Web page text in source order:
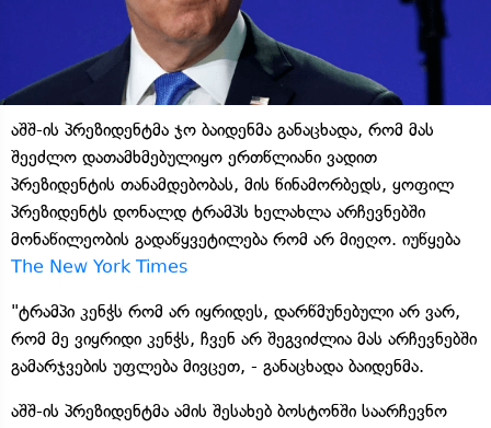
აშშ-ის პრეზიდენტმა ჯო ბაიდენმა განაცხადა, რომ მას
შეეძლო დათამხმებულიყო ერთწლიანი ვადით
პრეზიდენტის თანამდებობას, მის წინამორბედს, ყოფილ
პრეზიდენტს დონალდ ტრამპს ხელახლა არჩევნებში
მონაწილეობის გადაწყვეტილება რომ არ მიეღო. იუწყება
The New York Times
"ტრამპი კენჭს რომ არ იყრიდეს, დარწმუნებული არ ვარ,
რომ მე ვიყრიდი კენჭს, ჩვენ არ შეგვიძლია მას არჩევნებში
გამარჯვების უფლება მივცეთ, - განაცხადა ბაიდენმა.
აშშ-ის პრეზიდენტმა ამის შესახებ ბოსტონში საარჩევნო